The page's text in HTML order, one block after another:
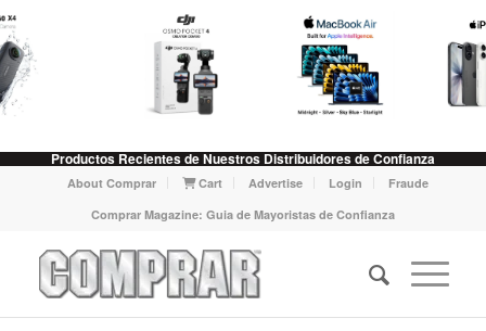
Productos Recientes de Nuestros Distribuidores de Confianza
About Comprar Cart Advertise Login
Fraude
Comprar Magazine: Guia de Mayoristas de Confianza